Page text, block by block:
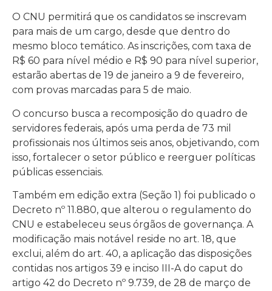
O CNU permitirá que os candidatos se inscrevam
para mais de um cargo, desde que dentro do
mesmo bloco temático. As inscrições, com taxa de
R$ 60 para nível médio e R$ 90 para nível superior,
estarão abertas de 19 de janeiro a 9 de fevereiro,
com provas marcadas para 5 de maio.
O concurso busca a recomposição do quadro de
servidores federais, após uma perda de 73 mil
profissionais nos últimos seis anos, objetivando, com
isso, fortalecer o setor público e reerguer políticas
públicas essenciais.
Também em edição extra (Seção 1) foi publicado o
Decreto nº 11.880, que alterou o regulamento do
CNU e estabeleceu seus órgãos de governança. A
modificação mais notável reside no art. 18, que
exclui, além do art. 40, a aplicação das disposições
contidas nos artigos 39 e inciso III-A do caput do
artigo 42 do Decreto nº 9.739, de 28 de março de